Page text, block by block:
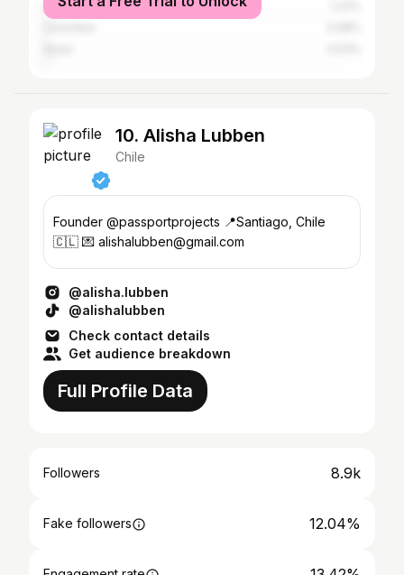
Argentina
10. Alisha Lubben
Chile
Founder @passportprojects 📍Santiago, Chile
🇨🇱 💌 alishalubben@gmail.com
@alisha.lubben
@alishalubben
Check contact details
Get audience breakdown
Full Profile Data
Followers 8.9k
Fake followers 12.04%